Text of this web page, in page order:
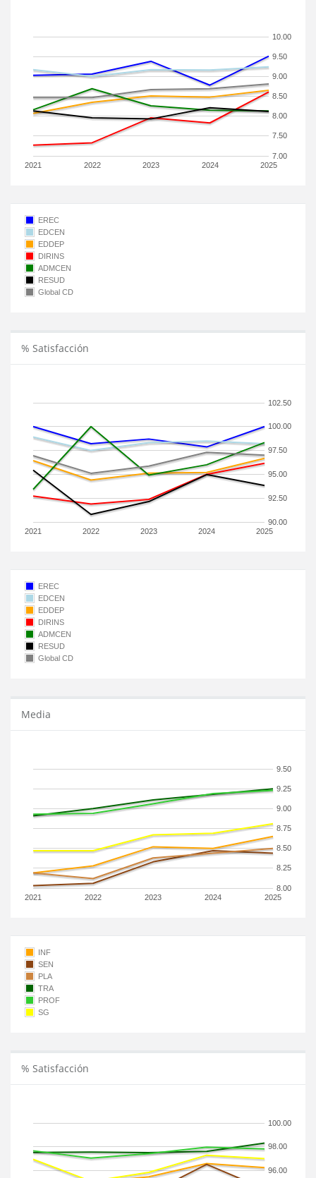
2021 2022 2023 2024 2025
7.00
7.50
8.00
8.50
9.00
9.50
10.00
EREC
EDCEN
EDDEP
DIRINS
ADMCEN
RESUD
Global CD
% Satisfacción
2021 2022 2023 2024 2025
90.00
92.50
95.00
97.50
100.00
102.50
EREC
EDCEN
EDDEP
DIRINS
ADMCEN
RESUD
Global CD
Media
2021 2022 2023 2024 2025
8.00
8.25
8.50
8.75
9.00
9.25
9.50
INF
SEN
PLA
TRA
PROF
SG
% Satisfacción
96.00
98.00
100.00